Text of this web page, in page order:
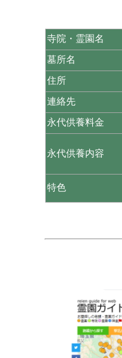
寺院・霊園名
墓所名
住所
連絡先
永代供養料金
永代供養内容
特色